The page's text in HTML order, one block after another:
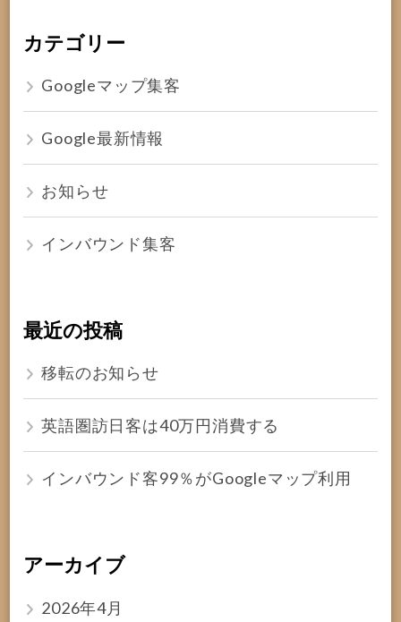
カテゴリー
Googleマップ集客
Google最新情報
お知らせ
インバウンド集客
最近の投稿
移転のお知らせ
英語圏訪日客は40万円消費する
インバウンド客99％がGoogleマップ利用
アーカイブ
2026年4月